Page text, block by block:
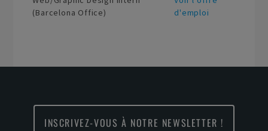
(Barcelona Office)
d'emploi
INSCRIVEZ-VOUS À NOTRE NEWSLETTER !